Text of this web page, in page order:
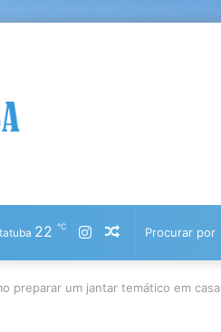
Artigo
aleatório
Instagram
22 ℃
preparar um jantar temático em casa